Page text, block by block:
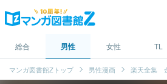
総合 男性 女性 TL
マンガ図書館Zトップ 男性漫画 楽天全集